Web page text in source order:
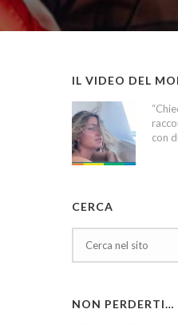
IL VIDEO DEL
con
CERCA
NON PERDERTI…